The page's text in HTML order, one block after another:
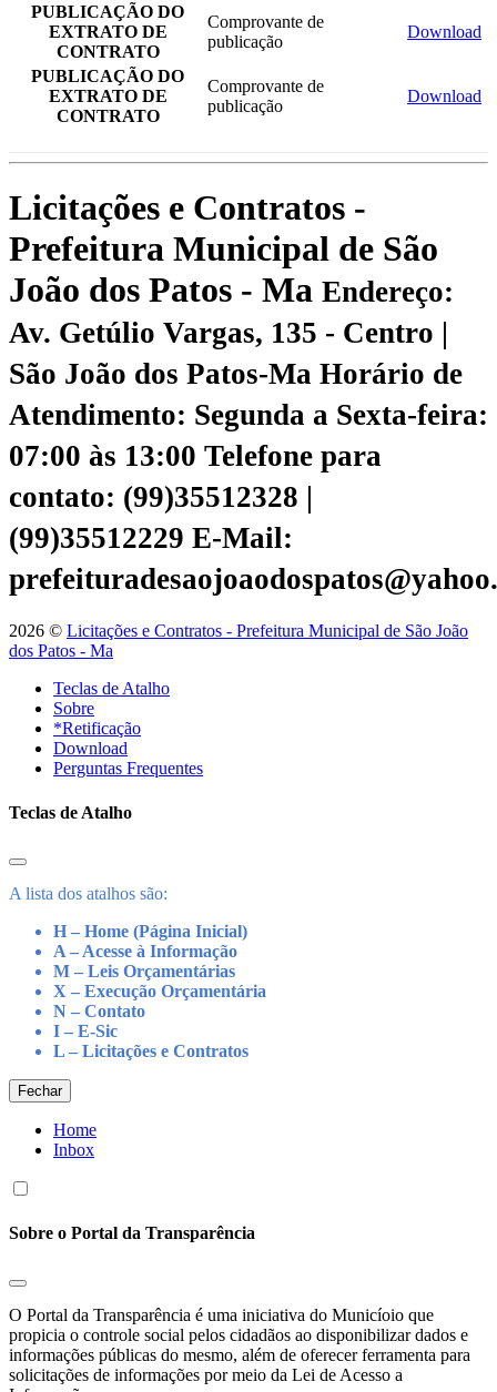
PUBLICAÇÃO DO
EXTRATO DE
CONTRATO
Comprovante de
publicação
Download
PUBLICAÇÃO DO
EXTRATO DE
CONTRATO
Comprovante de
publicação
Download
Licitações e Contratos -
Prefeitura Municipal de São
João dos Patos - Ma Endereço:
Av. Getúlio Vargas, 135 - Centro |
São João dos Patos-Ma Horário de
Atendimento: Segunda a Sexta-feira:
07:00 às 13:00 Telefone para
contato: (99)35512328 |
(99)35512229 E-Mail:
2026 © Licitações e Contratos - Prefeitura Municipal de São João
dos Patos - Ma
Teclas de Atalho
Sobre
*Retificação
Download
Perguntas Frequentes
Teclas de Atalho
A lista dos atalhos são:
H – Home (Página Inicial)
A – Acesse à Informação
M – Leis Orçamentárias
X – Execução Orçamentária
N – Contato
I – E-Sic
L – Licitações e Contratos
Fechar
Home
Inbox
Sobre o Portal da Transparência
O Portal da Transparência é uma iniciativa do Municíoio que
propicia o controle social pelos cidadãos ao disponibilizar dados e
informações públicas do mesmo, além de oferecer ferramenta para
solicitações de informações por meio da Lei de Acesso a